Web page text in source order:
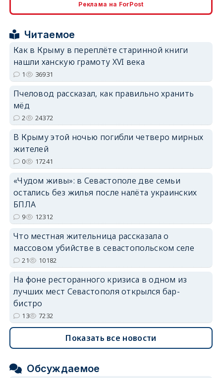
erid: 2SDnjcrDNw6
Реклама на ForPost
Читаемое
Как в Крыму в переплёте старинной книги
нашли ханскую грамоту XVI века
1 36931
Пчеловод рассказал, как правильно хранить
мёд
2 24372
В Крыму этой ночью погибли четверо мирных
жителей
0 17241
«Чудом живы»: в Севастополе две семьи
остались без жилья после налёта украинских
БПЛА
9 12312
Что местная жительница рассказала о
массовом убийстве в севастопольском селе
21 10182
На фоне ресторанного кризиса в одном из
лучших мест Севастополя открылся бар-
бистро
13 7232
Показать все новости
Обсуждаемое